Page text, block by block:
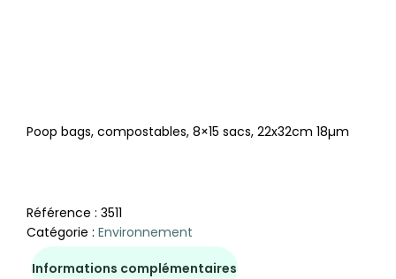
Poop bags, compostables, 8×15 sacs, 22x32cm 18µm
Référence : 3511
Catégorie : Environnement
Informations complémentaires